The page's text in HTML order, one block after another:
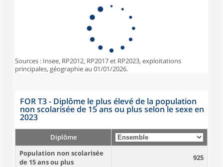
Sources : Insee, RP2012, RP2017 et RP2023, exploitations
principales, géographie au 01/01/2026.
FOR T3 - Diplôme le plus élevé de la population
non scolarisée de 15 ans ou plus selon le sexe en
2023
Diplôme
Population non scolarisée
de 15 ans ou plus
925